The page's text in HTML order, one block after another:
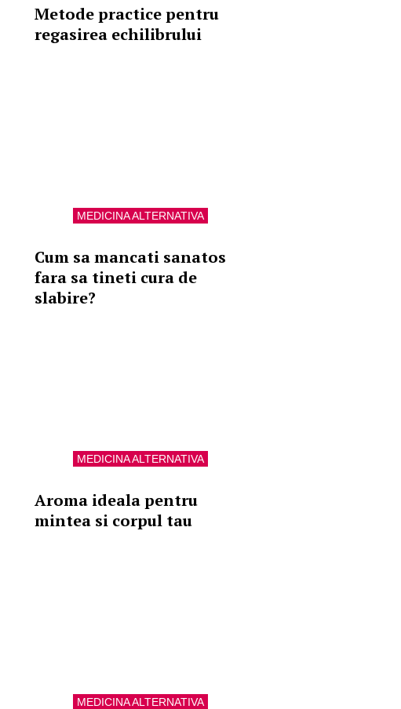
Metode practice pentru
regasirea echilibrului
MEDICINA ALTERNATIVA
Cum sa mancati sanatos
fara sa tineti cura de
slabire?
MEDICINA ALTERNATIVA
Aroma ideala pentru
mintea si corpul tau
MEDICINA ALTERNATIVA